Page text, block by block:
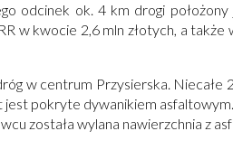
odcinek ok. 4 km drogi położony
w kwocie 2,6 mln złotych, a także
w centrum Przysierska. Niecałe
jest pokryte dywanikiem asfaltowym.
została wylana nawierzchnia z